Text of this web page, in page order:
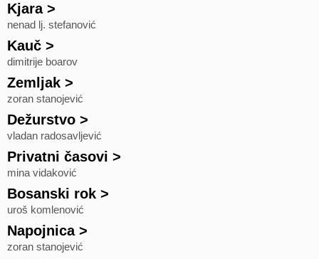
Kjara>
nenad lj. stefanović
Kauč >
dimitrije boarov
Zemljak >
zoran stanojević
Dežurstvo >
vladan radosavljević
Privatni časovi >
mina vidaković
Bosanski rok >
uroš komlenović
Napojnica>
zoran stanojević